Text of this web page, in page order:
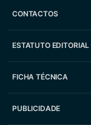
CONTACTOS
ESTATUTO EDITORIAL
FICHA TÉCNICA
PUBLICIDADE